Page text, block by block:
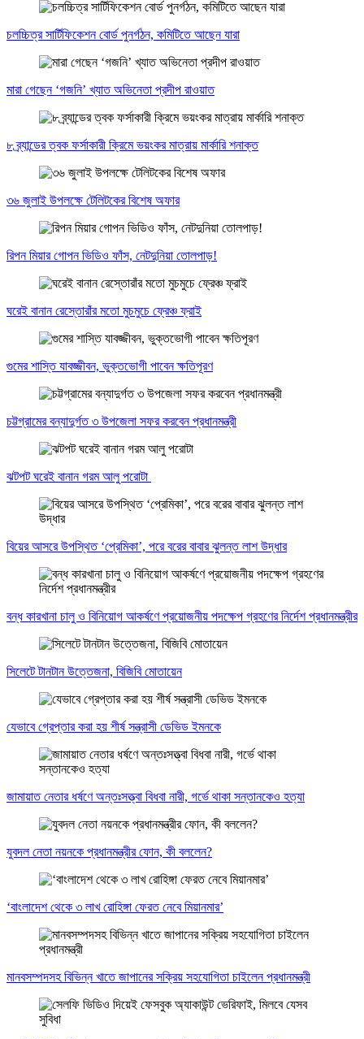
চলচ্চিত্র সার্টিফিকেশন বোর্ড পুনর্গঠন, কমিটিতে আছেন যারা
মারা গেছেন ‘গজনি’ খ্যাত অভিনেতা প্রদীপ রাওয়াত
৮ ব্র্যান্ডের ত্বক ফর্সাকারী ক্রিমে ভয়ংকর মাত্রায় মার্কারি শনাক্ত
৩৬ জুলাই উপলক্ষে টেলিটকের বিশেষ অফার
রিপন মিয়ার গোপন ভিডিও ফাঁস, নেটদুনিয়া তোলপাড়!
ঘরেই বানান রেস্তোরাঁর মতো মুচমুচে ফ্রেঞ্চ ফ্রাই
গুমের শাস্তি যাবজ্জীবন, ভুক্তভোগী পাবেন ক্ষতিপূরণ
চট্টগ্রামের বন্যাদুর্গত ৩ উপজেলা সফর করবেন প্রধানমন্ত্রী
ঝটপট ঘরেই বানান গরম আলু পরোটা
বিয়ের আসরে উপস্থিত ‘প্রেমিকা’, পরে বরের বাবার ঝুলন্ত লাশ উদ্ধার
বন্ধ কারখানা চালু ও বিনিয়োগ আকর্ষণে প্রয়োজনীয় পদক্ষেপ গ্রহণের নির্দেশ প্রধানমন্ত্রীর
সিলেটে টানটান উত্তেজনা, বিজিবি মোতায়েন
যেভাবে গ্রেপ্তার করা হয় শীর্ষ সন্ত্রাসী ডেভিড ইমনকে
জামায়াত নেতার ধর্ষণে অন্তঃসত্ত্বা বিধবা নারী, গর্ভে থাকা সন্তানকেও হত্যা
যুবদল নেতা নয়নকে প্রধানমন্ত্রীর ফোন, কী বললেন?
‘বাংলাদেশ থেকে ৩ লাখ রোহিঙ্গা ফেরত নেবে মিয়ানমার’
মানবসম্পদসহ বিভিন্ন খাতে জাপানের সক্রিয় সহযোগিতা চাইলেন প্রধানমন্ত্রী